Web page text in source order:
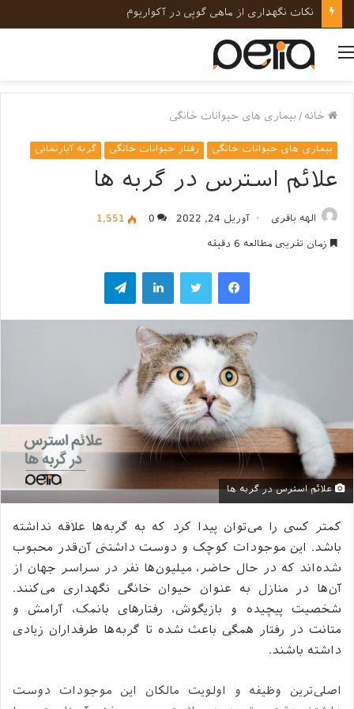
نکات نگهداری از ماهی گوپی در آکواریوم
منو
خانه / بیماری های حیوانات خانگی
بیماری های حیوانات خانگی رفتار حیوانات خانگی گربه آپارتمانی
علائم استرس در گربه ها
الهه باقری آوریل 24, 2022 0
1,551
زمان تقریبی مطالعه 6 دقیقه
فیسبوکتوییتر لینکداینتلگرام
علائم استرس در گربه ها
کمتر کسی را می‌توان پیدا کرد که به گربه‌ها علاقه نداشته
باشد. این موجودات کوچک و دوست داشتنی آن‌قدر محبوب
شده‌اند که در حال حاضر، میلیون‌ها نفر در سراسر جهان از
آن‌ها در منازل به عنوان حیوان خانگی نگهداری می‌کنند.
شخصیت پیچیده و بازیگوش، رفتارهای بانمک، آرامش و
متانت در رفتار همگی باعث شده تا گربه‌ها طرفداران زیادی
داشته باشند.
اصلی‌ترین وظیفه و اولویت مالکان این موجودات دوست